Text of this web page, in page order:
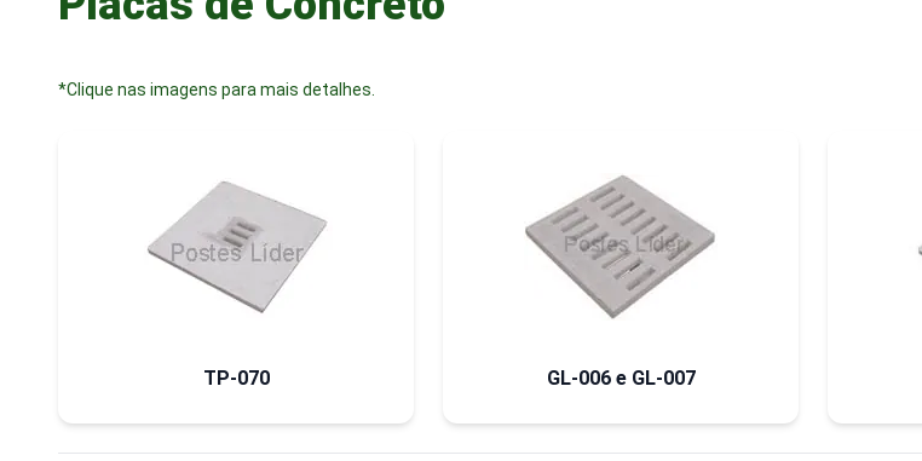
*Clique nas imagens para mais detalhes.
TP-070 GL-006 e GL-007